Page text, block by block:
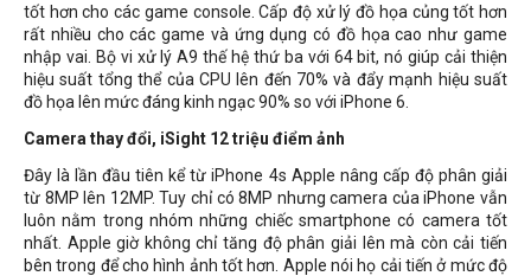
tốt hơn cho các game console. Cấp độ xử lý đồ họa củng tốt hơn
rất nhiều cho các game và ứng dụng có đồ họa cao như game
nhập vai. Bộ vi xử lý A9 thế hệ thứ ba với 64 bit, nó giúp cải thiện
hiệu suất tổng thể của CPU lên đến 70% và đẩy mạnh hiệu suất
đồ họa lên mức đáng kinh ngạc 90% so với iPhone 6.
Camera thay đổi, iSight 12 triệu điểm ảnh
Đây là lần đầu tiên kể từ iPhone 4s Apple nâng cấp độ phân giải
từ 8MP lên 12MP. Tuy chỉ có 8MP nhưng camera của iPhone vẫn
luôn nằm trong nhóm những chiếc smartphone có camera tốt
nhất. Apple giờ không chỉ tăng độ phân giải lên mà còn cải tiến
bên trong để cho hình ảnh tốt hơn. Apple nói họ cải tiến ở mức độ